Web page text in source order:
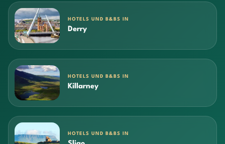
HOTELS UND B&BS IN
Derry
HOTELS UND B&BS IN
Killarney
HOTELS UND B&BS IN